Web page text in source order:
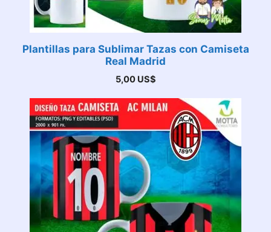
Plantillas para Sublimar Tazas con Camiseta
Real Madrid
5,00 US$